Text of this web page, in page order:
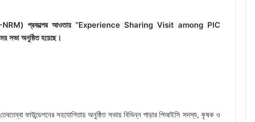
NRM) প্রকল্পের আওতায় “Experience Sharing Visit among PIC
অনুষ্ঠিত হয়েছে।
ফাউন্ডেশনের সহযোগিতায় অনুষ্ঠিত সভায় বিভিন্ন পাড়ার পিআইসি সদস্য, কৃষক ও